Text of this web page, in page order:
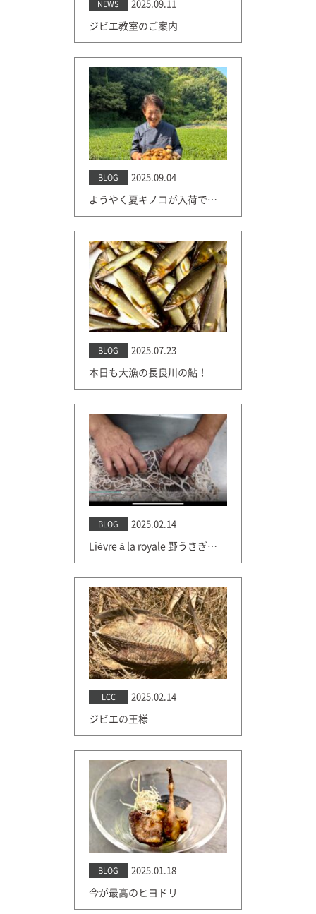
NEWS 2025.09.11
ジビエ教室のご案内
BLOG 2025.09.04
ようやく夏キノコが入荷です。
BLOG 2025.07.23
本日も大漁の長良川の鮎！
BLOG 2025.02.14
Lièvre à la royale 野うさぎのロワイヤル
LCC 2025.02.14
ジビエの王様
BLOG 2025.01.18
今が最高のヒヨドリ